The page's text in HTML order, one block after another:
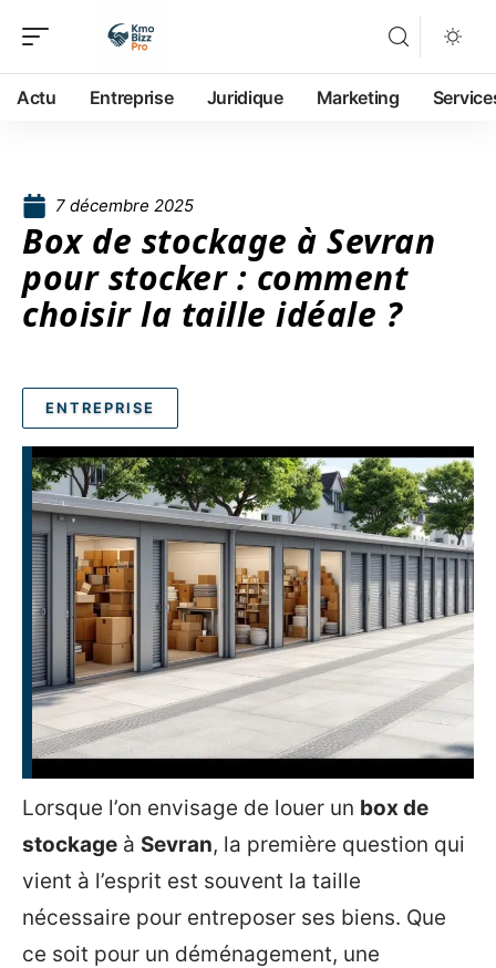
Actu Entreprise Juridique Marketing
7 décembre 2025
Box de stockage à Sevran
pour stocker : comment
choisir la taille idéale ?
ENTREPRISE
Lorsque l’on envisage de louer un box de
stockage à Sevran, la première question qui
vient à l’esprit est souvent la taille
nécessaire pour entreposer ses biens. Que
ce soit pour un déménagement, une